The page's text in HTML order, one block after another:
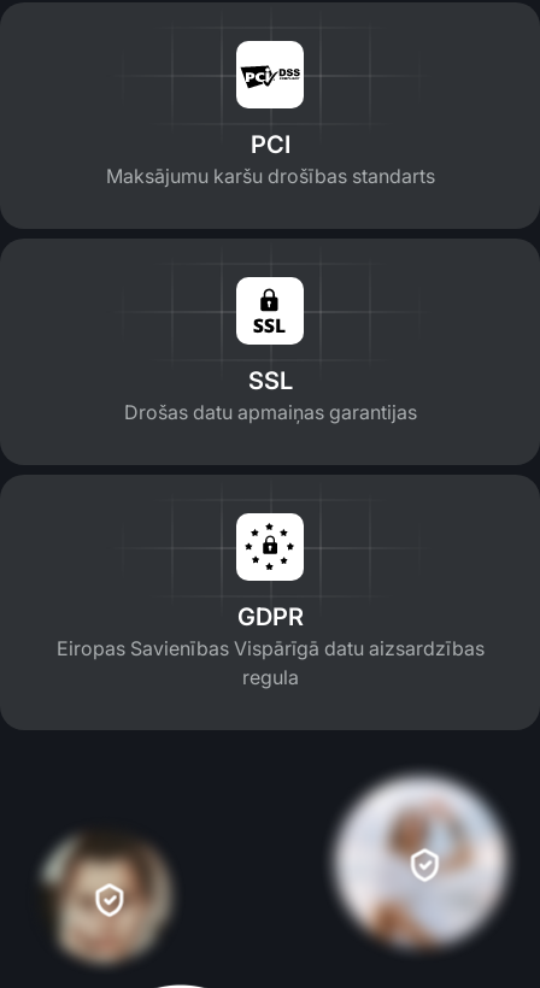
PCI
Maksājumu karšu drošības standarts
SSL
Drošas datu apmaiņas garantijas
GDPR
Eiropas Savienības Vispārīgā datu aizsardzības
regula